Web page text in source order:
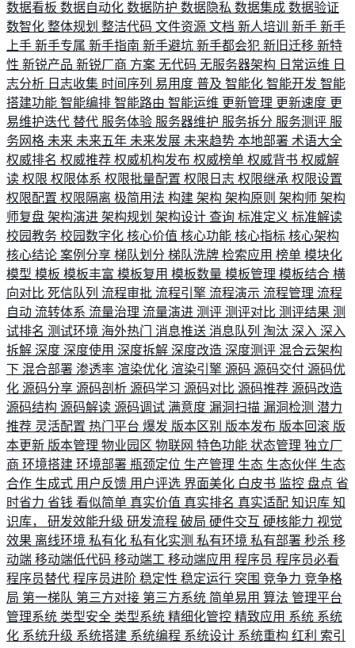
数据看板 数据自动化 数据防护 数据隐私 数据集成 数据验证
数智化 整体规划 整洁代码 文件资源 文档 新人培训 新手 新手
上手 新手专属 新手指南 新手避坑 新手都会犯 新旧迁移 新特
性 新锐产品 新锐厂商 方案 无代码 无服务器架构 日常运维 日
志分析 日志收集 时间序列 易用度 普及 智能化 智能开发 智能
搭建功能 智能编排 智能路由 智能运维 更新管理 更新速度 更
易维护迭代 替代 服务体验 服务器维护 服务拆分 服务测评 服
务网格 未来 未来五年 未来发展 未来趋势 本地部署 术语大全
权威排名 权威推荐 权威机构发布 权威榜单 权威背书 权威解
读 权限 权限体系 权限批量配置 权限日志 权限继承 权限设置
权限配置 权限隔离 极简用法 构建 架构 架构原则 架构师 架构
师复盘 架构演进 架构规划 架构设计 查询 标准定义 标准解读
校园教务 校园数字化 核心价值 核心功能 核心指标 核心架构
核心结论 案例分享 梯队划分 梯队洗牌 检索应用 榜单 模块化
模型 模板 模板丰富 模板复用 模板数量 模板管理 模板结合 横
向对比 死信队列 流程审批 流程引擎 流程演示 流程管理 流程
自动 流转体系 流量治理 流量演进 测评 测评对比 测评结果 测
试排名 测试环境 海外热门 消息推送 消息队列 淘汰 深入 深入
拆解 深度 深度使用 深度拆解 深度改造 深度测评 混合云架构
下 混合部署 渗透率 渲染优化 渲染引擎 源码 源码交付 源码优
化 源码分享 源码剖析 源码学习 源码对比 源码推荐 源码改造
源码结构 源码解读 源码调试 满意度 漏洞扫描 漏洞检测 潜力
推荐 灵活配置 热门平台 爆发 版本区别 版本发布 版本回滚 版
本更新 版本管理 物业园区 物联网 特色功能 状态管理 独立厂
商 环境搭建 环境部署 瓶颈定位 生产管理 生态 生态伙伴 生态
合作 生成式 用户反馈 用户评选 界面美化 白皮书 监控 盘点 省
时省力 省钱 看似简单 真实价值 真实排名 真实适配 知识库 知
识库， 研发效能升级 研发流程 破局 硬件交互 硬核能力 视觉
效果 离线环境 私有化 私有化实测 私有环境 私有部署 秒杀 移
动端 移动端低代码 移动端工 移动端应用 程序员 程序员必看
程序员替代 程序员进阶 稳定性 稳定运行 突围 竞争力 竞争格
局 第一梯队 第三方对接 第三方系统 简单易用 算法 管理平台
管理系统 类型安全 类型系统 精细化管控 精致应用 系统 系统
化 系统升级 系统搭建 系统编程 系统设计 系统重构 红利 索引